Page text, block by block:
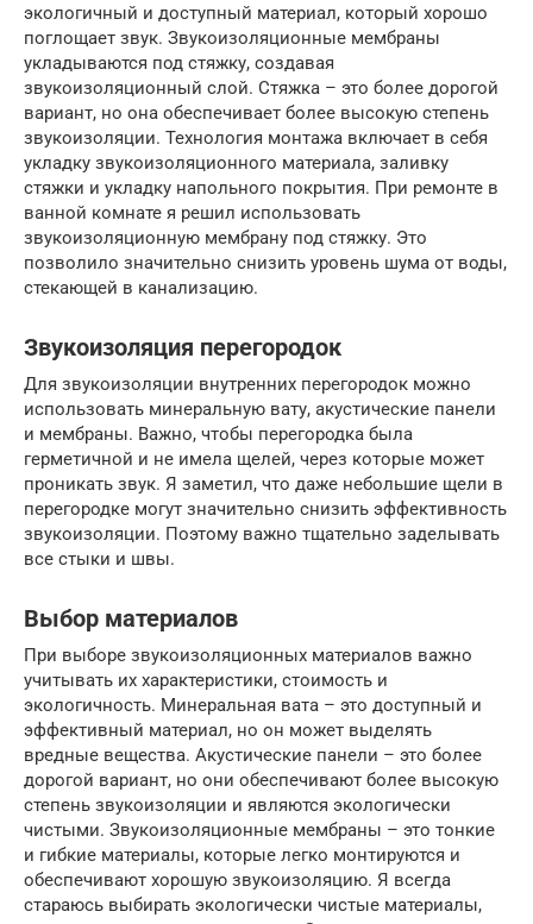
экологичный и доступный материал, который хорошо
поглощает звук. Звукоизоляционные мембраны
укладываются под стяжку, создавая
звукоизоляционный слой. Стяжка – это более дорогой
вариант, но она обеспечивает более высокую степень
звукоизоляции. Технология монтажа включает в себя
укладку звукоизоляционного материала, заливку
стяжки и укладку напольного покрытия. При ремонте в
ванной комнате я решил использовать
звукоизоляционную мембрану под стяжку. Это
позволило значительно снизить уровень шума от воды,
стекающей в канализацию.
Звукоизоляция перегородок
Для звукоизоляции внутренних перегородок можно
использовать минеральную вату, акустические панели
и мембраны. Важно, чтобы перегородка была
герметичной и не имела щелей, через которые может
проникать звук. Я заметил, что даже небольшие щели в
перегородке могут значительно снизить эффективность
звукоизоляции. Поэтому важно тщательно заделывать
все стыки и швы.
Выбор материалов
При выборе звукоизоляционных материалов важно
учитывать их характеристики, стоимость и
экологичность. Минеральная вата – это доступный и
эффективный материал, но он может выделять
вредные вещества. Акустические панели – это более
дорогой вариант, но они обеспечивают более высокую
степень звукоизоляции и являются экологически
чистыми. Звукоизоляционные мембраны – это тонкие
и гибкие материалы, которые легко монтируются и
обеспечивают хорошую звукоизоляцию. Я всегда
стараюсь выбирать экологически чистые материалы,